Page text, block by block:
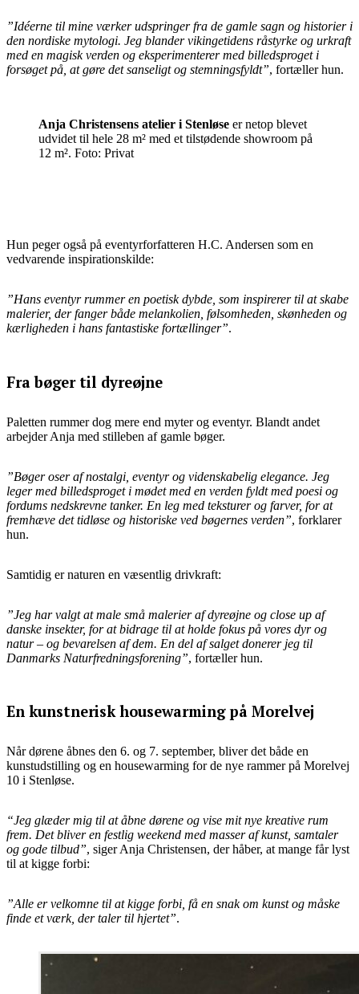
”Idéerne til mine værker udspringer fra de gamle sagn og historier i
den nordiske mytologi. Jeg blander vikingetidens råstyrke og urkraft
med en magisk verden og eksperimenterer med billedsproget i
forsøget på, at gøre det sanseligt og stemningsfyldt”, fortæller hun.
Anja Christensens atelier i Stenløse er netop blevet
udvidet til hele 28 m² med et tilstødende showroom på
12 m². Foto: Privat
Hun peger også på eventyrforfatteren H.C. Andersen som en
vedvarende inspirationskilde:
”Hans eventyr rummer en poetisk dybde, som inspirerer til at skabe
malerier, der fanger både melankolien, følsomheden, skønheden og
kærligheden i hans fantastiske fortællinger”.
Fra bøger til dyreøjne
Paletten rummer dog mere end myter og eventyr. Blandt andet
arbejder Anja med stilleben af gamle bøger.
”Bøger oser af nostalgi, eventyr og videnskabelig elegance. Jeg
leger med billedsproget i mødet med en verden fyldt med poesi og
fordums nedskrevne tanker. En leg med teksturer og farver, for at
fremhæve det tidløse og historiske ved bøgernes verden”, forklarer
hun.
Samtidig er naturen en væsentlig drivkraft:
”Jeg har valgt at male små malerier af dyreøjne og close up af
danske insekter, for at bidrage til at holde fokus på vores dyr og
natur – og bevarelsen af dem. En del af salget donerer jeg til
Danmarks Naturfredningsforening”, fortæller hun.
En kunstnerisk housewarming på Morelvej
Når dørene åbnes den 6. og 7. september, bliver det både en
kunstudstilling og en housewarming for de nye rammer på Morelvej
10 i Stenløse.
“Jeg glæder mig til at åbne dørene og vise mit nye kreative rum
frem. Det bliver en festlig weekend med masser af kunst, samtaler
og gode tilbud”, siger Anja Christensen, der håber, at mange får lyst
til at kigge forbi:
”Alle er velkomne til at kigge forbi, få en snak om kunst og måske
finde et værk, der taler til hjertet”.